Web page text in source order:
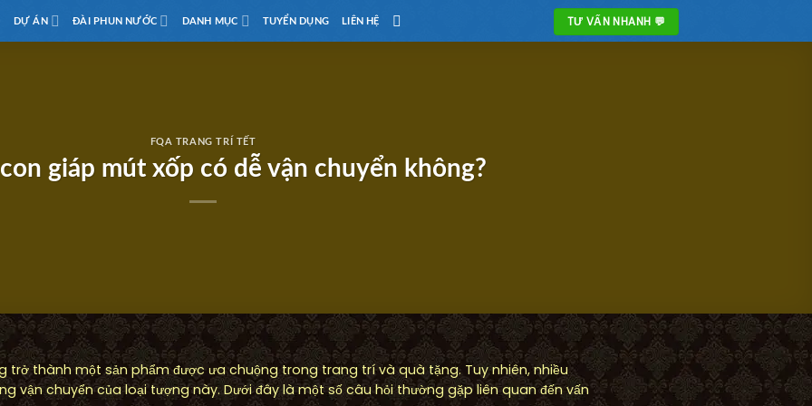
DỰ ÁN ĐÀI PHUN NƯỚC DANH MỤC TUYỂN DỤNG LIÊN HỆ TƯ VẤN NHANH 💬
FQA TRANG TRÍ TẾT
con giáp mút xốp có dễ vận chuyển không?
trở thành một sản phẩm được ưa chuộng trong trang trí và quà tặng. Tuy nhiên, nhiều
vận chuyển của loại tượng này. Dưới đây là một số câu hỏi thường gặp liên quan đến vấn